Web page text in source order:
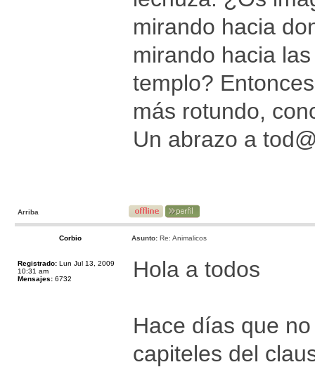
mirando hacia
mirando hacia
templo?
más rotundo,
Un abrazo a
Arriba
Corbio Asunto: Re: Animalicos
Registrado: Lun Jul 13, 2009
10:31 am
Mensajes: 6732 Hola a todos
Hace días que
capiteles del